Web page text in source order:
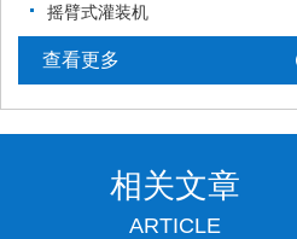
摇臂式灌装机
查看更多
相关文章
ARTICLE